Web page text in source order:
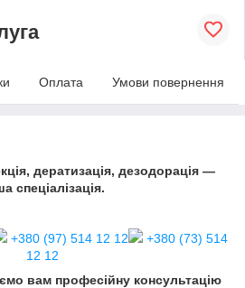
Оплата Умови повернення
дератизація, дезодорація —
спеціалізація.
+380 (97) 514 12 12
+380 (73) 514
12 12
вам професійну консультацію